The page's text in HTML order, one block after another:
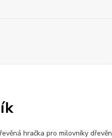
hračka pro milovníky